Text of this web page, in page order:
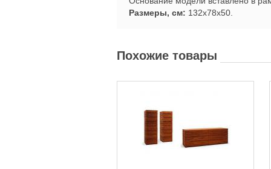
Размеры, см: 132x78x50.
Похожие товары